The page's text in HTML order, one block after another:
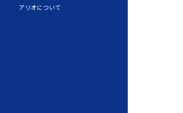
アリオについて